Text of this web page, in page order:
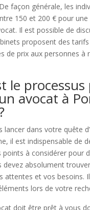
façon générale, les
150 et 200 € pour une
Il est possible de
proposent des
de prix aux personnes à
le
avocat à
lancer dans votre quête
il est indispensable de
points à considérer pour
devez absolument
attentes et vos besoins.
lors de votre
doit être prêt à vous